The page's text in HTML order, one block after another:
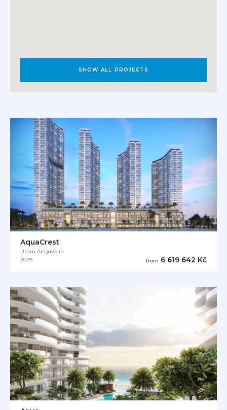
SHOW ALL PROJECTS
AquaCrest
Umm Al Quwain
2029
from 6 619 642 Kč